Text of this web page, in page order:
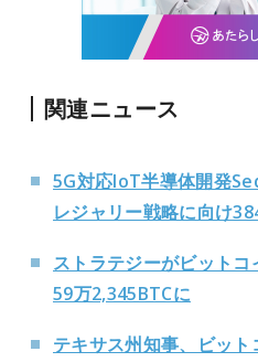
関連ニュース
5G対応IoT半導体開発
レジャリー戦略に向け
ストラテジーがビット
59万2,345BTCに
テキサス州知事、ビッ